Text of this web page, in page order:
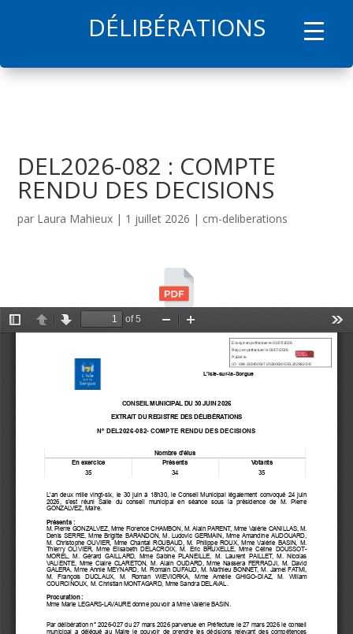
DÉLIBÉRATIONS
DEL2026-082 : COMPTE
RENDU DES DECISIONS
par Laura Mahieux | 1 juillet 2026 | cm-deliberations